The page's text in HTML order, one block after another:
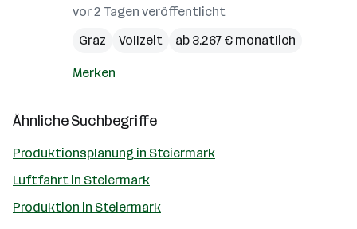
vor 2 Tagen veröffentlicht
Graz
Vollzeit ab 3.267 € monatlich
Merken
Ähnliche Suchbegriffe
Produktionsplanung in Steiermark
Luftfahrt in Steiermark
Produktion in Steiermark